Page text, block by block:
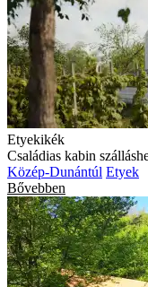
Etyekikék
Családias kabin
Közép-Dunántúl Etyek
Bővebben